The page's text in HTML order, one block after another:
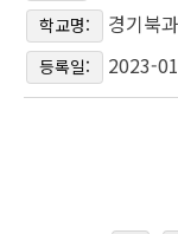
학교명: 경기북
등록일: 2023-